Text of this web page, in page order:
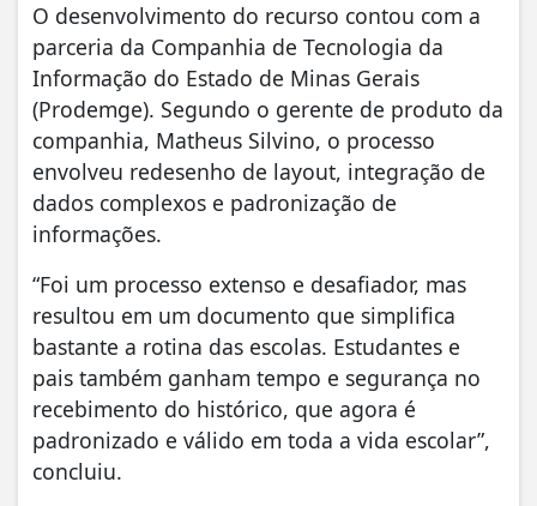
O desenvolvimento do recurso contou com a
parceria da Companhia de Tecnologia da
Informação do Estado de Minas Gerais
(Prodemge). Segundo o gerente de produto da
companhia, Matheus Silvino, o processo
envolveu redesenho de layout, integração de
dados complexos e padronização de
informações.
“Foi um processo extenso e desafiador, mas
resultou em um documento que simplifica
bastante a rotina das escolas. Estudantes e
pais também ganham tempo e segurança no
recebimento do histórico, que agora é
padronizado e válido em toda a vida escolar”,
concluiu.